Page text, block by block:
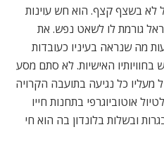
בשצף קצף. הוא חש עוינות
גורמת לו לשאט נפש. את
מה שנראה בעיניו כעובדות
בחוויותיו האישיות. לא סתם מסע
כל נגיעה בתועבה הקרויה
אוטוביוגרפי בתחנות חייו 
ובשלות בלונדון בה הוא חי